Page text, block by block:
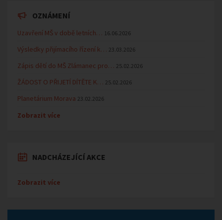
OZNÁMENÍ
Uzavření MŠ v době letních… 16.06.2026
Výsledky přijímacího řízení k… 23.03.2026
Zápis dětí do MŠ Zlámanec pro… 25.02.2026
ŽÁDOST O PŘIJETÍ DÍTĚTE K… 25.02.2026
Planetárium Morava 23.02.2026
Zobrazit více
NADCHÁZEJÍCÍ AKCE
Zobrazit více